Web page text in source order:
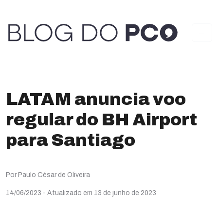
LATAM anuncia voo
regular do BH Airport
para Santiago
Por Paulo César de Oliveira
14/06/2023 - Atualizado em 13 de junho de 2023